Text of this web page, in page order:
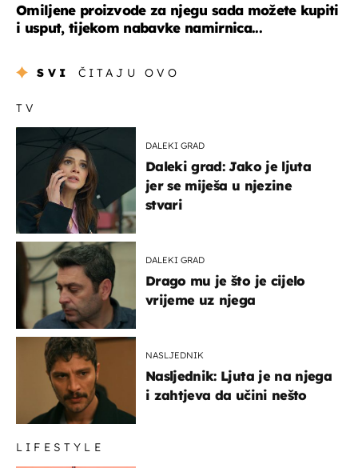
Omiljene proizvode za njegu sada možete kupiti
i usput, tijekom nabavke namirnica...
SVI ČITAJU OVO
TV
DALEKI GRAD
Daleki grad: Jako je ljuta
jer se miješa u njezine
stvari
DALEKI GRAD
Drago mu je što je cijelo
vrijeme uz njega
NASLJEDNIK
Nasljednik: Ljuta je na njega
i zahtjeva da učini nešto
LIFESTYLE